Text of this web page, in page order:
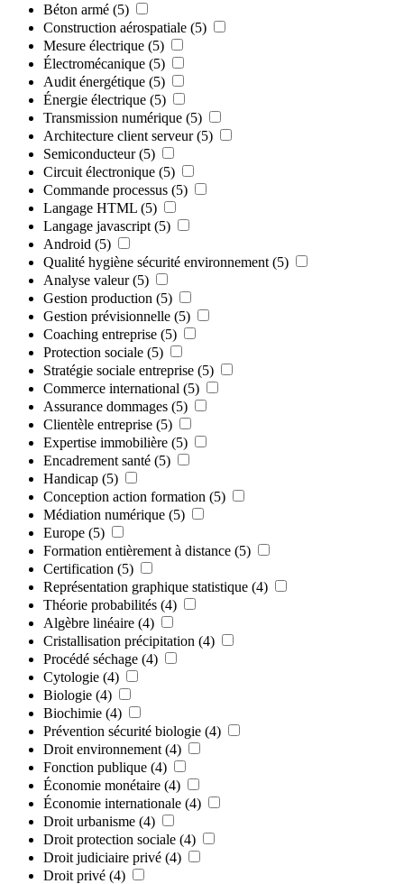
Béton armé (5)
Construction aérospatiale (5)
Mesure électrique (5)
Électromécanique (5)
Audit énergétique (5)
Énergie électrique (5)
Transmission numérique (5)
Architecture client serveur (5)
Semiconducteur (5)
Circuit électronique (5)
Commande processus (5)
Langage HTML (5)
Langage javascript (5)
Android (5)
Qualité hygiène sécurité environnement (5)
Analyse valeur (5)
Gestion production (5)
Gestion prévisionnelle (5)
Coaching entreprise (5)
Protection sociale (5)
Stratégie sociale entreprise (5)
Commerce international (5)
Assurance dommages (5)
Clientèle entreprise (5)
Expertise immobilière (5)
Encadrement santé (5)
Handicap (5)
Conception action formation (5)
Médiation numérique (5)
Europe (5)
Formation entièrement à distance (5)
Certification (5)
Représentation graphique statistique (4)
Théorie probabilités (4)
Algèbre linéaire (4)
Cristallisation précipitation (4)
Procédé séchage (4)
Cytologie (4)
Biologie (4)
Biochimie (4)
Prévention sécurité biologie (4)
Droit environnement (4)
Fonction publique (4)
Économie monétaire (4)
Économie internationale (4)
Droit urbanisme (4)
Droit protection sociale (4)
Droit judiciaire privé (4)
Droit privé (4)